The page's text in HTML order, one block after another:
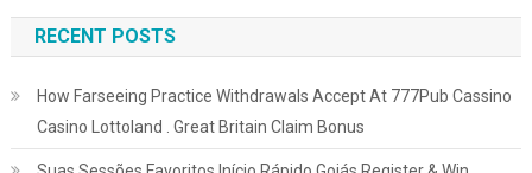
RECENT POSTS
How Farseeing Practice Withdrawals Accept At 777Pub Cassino
Casino Lottoland . Great Britain Claim Bonus